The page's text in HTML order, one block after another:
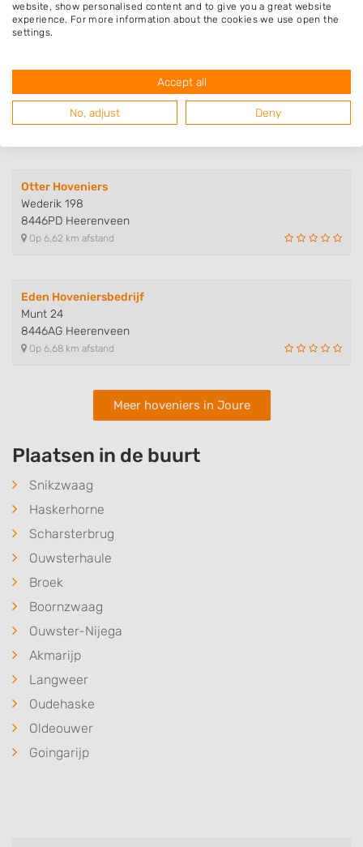
Op 6,30 km afstand
Hovenier Tuinvorm Henro Drost
Wulpstraat 15
8446GE Heerenveen
Op 6,47 km afstand
Otter Hoveniers
Wederik 198
8446PD Heerenveen
Op 6,62 km afstand
Eden Hoveniersbedrijf
Munt 24
8446AG Heerenveen
Op 6,68 km afstand
Meer hoveniers in Joure
Plaatsen in de buurt
Snikzwaag
Haskerhorne
Scharsterbrug
Ouwsterhaule
Broek
Boornzwaag
Ouwster-Nijega
Akmarijp
Langweer
Oudehaske
Oldeouwer
Goingarijp
website, show personalised content and to give you a great website
experience. For more information about the cookies we use open the
settings.
Accept all
No, adjust Deny